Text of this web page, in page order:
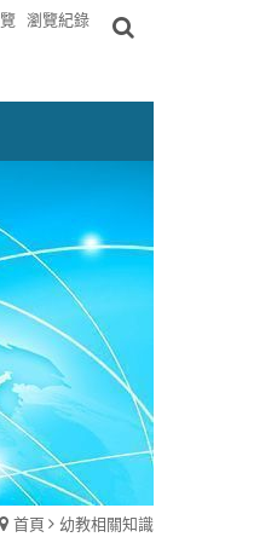
瀏覽紀錄
首頁 幼教相關知識